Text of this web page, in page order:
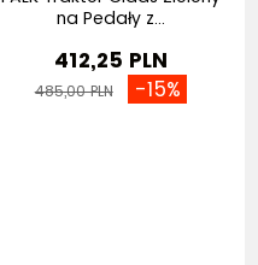
na Pedały z...
412,25 PLN
485,00 PLN -15%